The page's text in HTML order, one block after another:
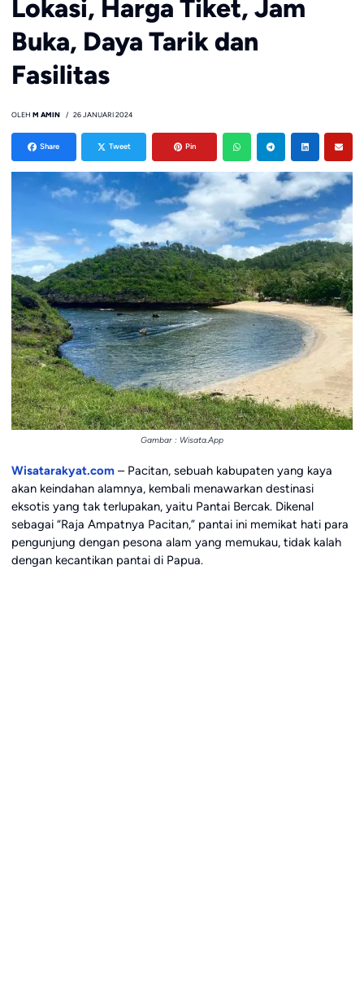
Lokasi, Harga Tiket, Jam
Buka, Daya Tarik dan
Fasilitas
OLEH M AMIN 26 JANUARI 2024
Share Tweet Pin
Gambar : Wisata.App
Wisatarakyat.com– Pacitan, sebuah kabupaten yang kaya
akan keindahan alamnya, kembali menawarkan destinasi
eksotis yang tak terlupakan, yaitu Pantai Bercak. Dikenal
sebagai “Raja Ampatnya Pacitan,” pantai ini memikat hati para
pengunjung dengan pesona alam yang memukau, tidak kalah
dengan kecantikan pantai di Papua.